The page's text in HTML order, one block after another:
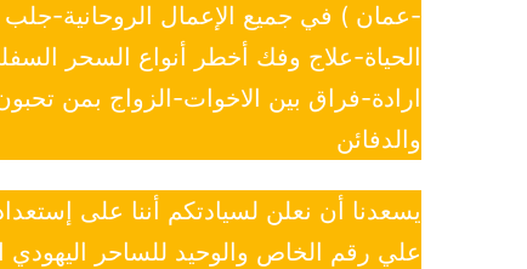
-عمان ) في جميع الإعمال الروحانية-
الحياة-علاج وفك أخطر أنواع السحر
ارادة-فراق بين الاخوات-الزواج بمن
والدفائن
يسعدنا أن نعلن لسيادتكم أننا على
علي رقم الخاص والوحيد للساحر اليهودي